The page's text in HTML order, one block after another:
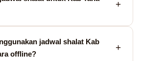
jadwal shalat Kab
offline?